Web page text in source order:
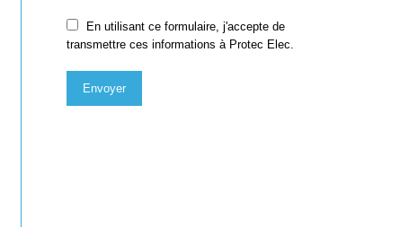
En utilisant ce formulaire, j'accepte de
transmettre ces informations à Protec Elec.
Envoyer